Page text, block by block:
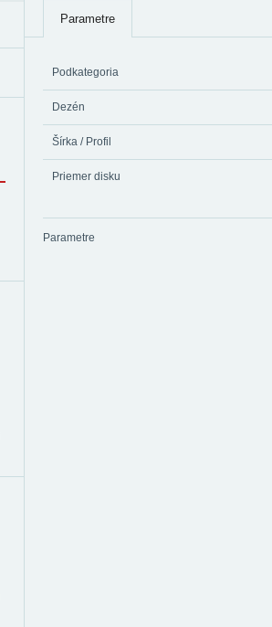
Parametre
Podkategoria
Dezén
Šírka / Profil
Priemer disku
Parametre